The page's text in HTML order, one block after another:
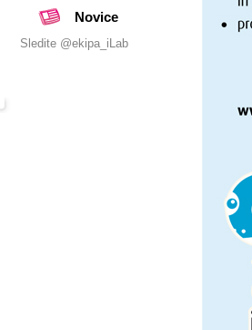
Novice
Sledite @ekipa_iLab